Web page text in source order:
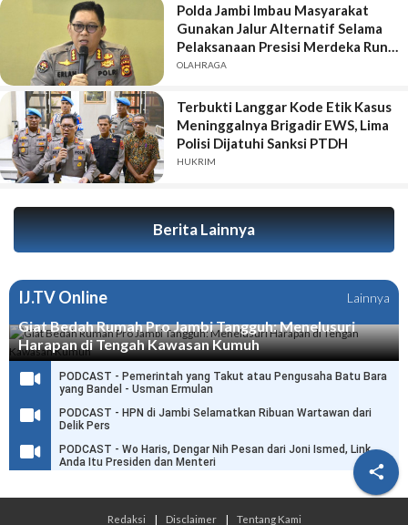

Polda Jambi Imbau Masyarakat
Gunakan Jalur Alternatif Selama
Pelaksanaan Presisi Merdeka Run
2026
OLAHRAGA
Terbukti Langgar Kode Etik Kasus
Meninggalnya Brigadir EWS, Lima
Polisi Dijatuhi Sanksi PTDH
HUKRIM
Berita Lainnya
IJ.TV Online Lainnya
Giat Bedah Rumah Pro Jambi Tangguh: Menelusuri
Harapan di Tengah Kawasan Kumuh
PODCAST - Pemerintah yang Takut atau Pengusaha Batu Bara
yang Bandel - Usman Ermulan
PODCAST - HPN di Jambi Selamatkan Ribuan Wartawan dari
Delik Pers
PODCAST - Wo Haris, Dengar Nih Pesan dari Joni Ismed, Link
Anda Itu Presiden dan Menteri
Redaksi | Disclaimer | Tentang Kami